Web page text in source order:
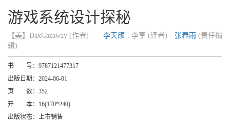
游戏系统设计探秘
【美】DaxGazaway (作者) 李天颀 , 李享 (译者) 张春雨 (责任编
辑)
书 号： 9787121477317
出版日期： 2024-06-01
页 数： 352
开 本： 16(170*240)
出版状态： 上市销售